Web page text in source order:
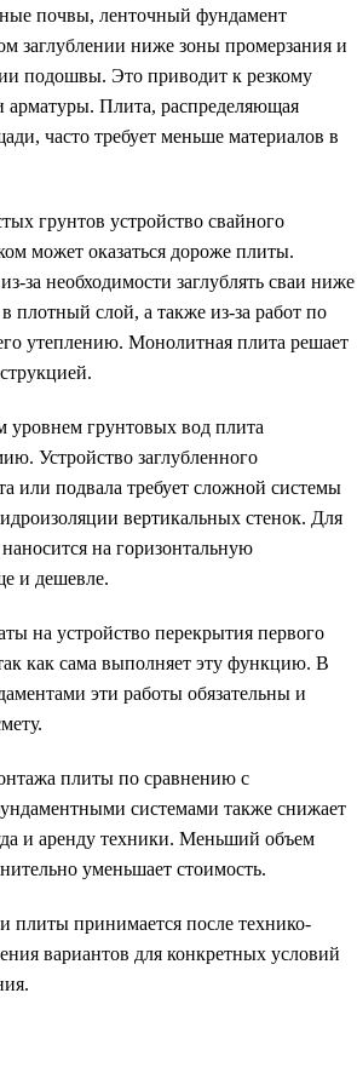
почвы, ленточный фундамент
заглублении ниже зоны промерзания и
подошвы. Это приводит к резкому
арматуры. Плита, распределяющая
часто требует меньше материалов в
грунтов устройство свайного
может оказаться дороже плиты.
за необходимости заглублять сваи ниже
плотный слой, а также из-за работ по
утеплению. Монолитная плита решает
уровнем грунтовых вод плита
Устройство заглубленного
или подвала требует сложной системы
вертикальных стенок. Для
на горизонтальную
и дешевле.
на устройство перекрытия первого
как сама выполняет эту функцию. В
эти работы обязательны и
плиты по сравнению с
системами также снижает
и аренду техники. Меньший объем
уменьшает стоимость.
плиты принимается после технико-
вариантов для конкретных условий